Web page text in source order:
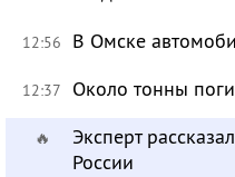
12:56 В Омске
12:37 Около тонны
🔥
Эксперт
России